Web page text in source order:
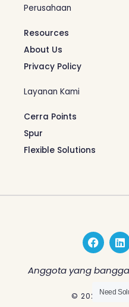
Perusahaan
Resources
About Us
Privacy Policy
Layanan Kami
Cerra Points
Spur
Flexible Solutions
F
a
c
e
L
i
n
k
e
d
Anggota yang
© 2026Need